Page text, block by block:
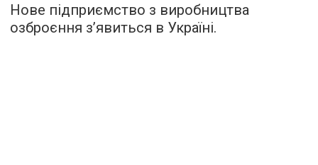
Нове підприємство з виробництва
озброєння з’явиться в Україні.